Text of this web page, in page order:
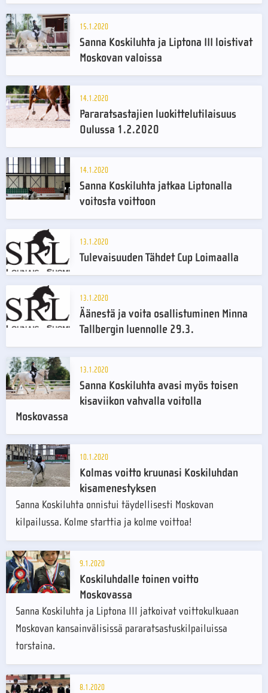
15.1.2020
Sanna Koskiluhta ja Liptona III loistivat
Moskovan valoissa
14.1.2020
Pararatsastajien luokittelutilaisuus
Oulussa 1.2.2020
14.1.2020
Sanna Koskiluhta jatkaa Liptonalla
voitosta voittoon
13.1.2020
Tulevaisuuden Tähdet Cup Loimaalla
13.1.2020
Äänestä ja voita osallistuminen Minna
Tallbergin luennolle 29.3.
13.1.2020
Sanna Koskiluhta avasi myös toisen
kisaviikon vahvalla voitolla
Moskovassa
10.1.2020
Kolmas voitto kruunasi Koskiluhdan
kisamenestyksen
Sanna Koskiluhta onnistui täydellisesti Moskovan
kilpailussa. Kolme starttia ja kolme voittoa!
9.1.2020
Koskiluhdalle toinen voitto
Moskovassa
Sanna Koskiluhta ja Liptona III jatkoivat voittokulkuaan
Moskovan kansainvälisissä pararatsastuskilpailuissa
torstaina.
8.1.2020